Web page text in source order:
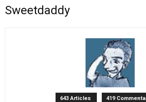
Sweetdaddy
643 Articles 419